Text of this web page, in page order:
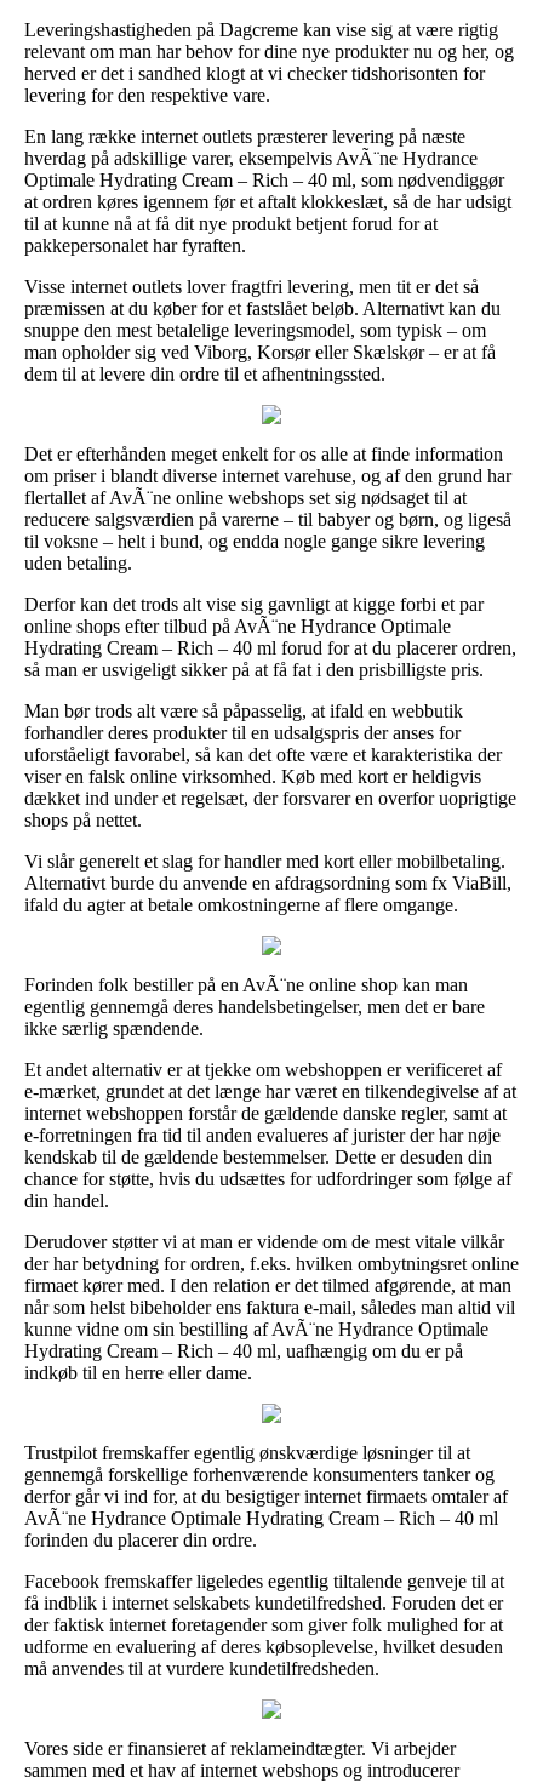
Leveringshastigheden på Dagcreme kan vise sig at være rigtig
relevant om man har behov for dine nye produkter nu og her, og
herved er det i sandhed klogt at vi checker tidshorisonten for
levering for den respektive vare.
En lang række internet outlets præsterer levering på næste
hverdag på adskillige varer, eksempelvis AvÃ¨ne Hydrance
Optimale Hydrating Cream – Rich – 40 ml, som nødvendiggør
at ordren køres igennem før et aftalt klokkeslæt, så de har udsigt
til at kunne nå at få dit nye produkt betjent forud for at
pakkepersonalet har fyraften.
Visse internet outlets lover fragtfri levering, men tit er det så
præmissen at du køber for et fastslået beløb. Alternativt kan du
snuppe den mest betalelige leveringsmodel, som typisk – om
man opholder sig ved Viborg, Korsør eller Skælskør – er at få
dem til at levere din ordre til et afhentningssted.
Det er efterhånden meget enkelt for os alle at finde information
om priser i blandt diverse internet varehuse, og af den grund har
flertallet af AvÃ¨ne online webshops set sig nødsaget til at
reducere salgsværdien på varerne – til babyer og børn, og ligeså
til voksne – helt i bund, og endda nogle gange sikre levering
uden betaling.
Derfor kan det trods alt vise sig gavnligt at kigge forbi et par
online shops efter tilbud på AvÃ¨ne Hydrance Optimale
Hydrating Cream – Rich – 40 ml forud for at du placerer ordren,
så man er usvigeligt sikker på at få fat i den prisbilligste pris.
Man bør trods alt være så påpasselig, at ifald en webbutik
forhandler deres produkter til en udsalgspris der anses for
uforståeligt favorabel, så kan det ofte være et karakteristika der
viser en falsk online virksomhed. Køb med kort er heldigvis
dækket ind under et regelsæt, der forsvarer en overfor uoprigtige
shops på nettet.
Vi slår generelt et slag for handler med kort eller mobilbetaling.
Alternativt burde du anvende en afdragsordning som fx ViaBill,
ifald du agter at betale omkostningerne af flere omgange.
Forinden folk bestiller på en AvÃ¨ne online shop kan man
egentlig gennemgå deres handelsbetingelser, men det er bare
ikke særlig spændende.
Et andet alternativ er at tjekke om webshoppen er verificeret af
e-mærket, grundet at det længe har været en tilkendegivelse af at
internet webshoppen forstår de gældende danske regler, samt at
e-forretningen fra tid til anden evalueres af jurister der har nøje
kendskab til de gældende bestemmelser. Dette er desuden din
chance for støtte, hvis du udsættes for udfordringer som følge af
din handel.
Derudover støtter vi at man er vidende om de mest vitale vilkår
der har betydning for ordren, f.eks. hvilken ombytningsret online
firmaet kører med. I den relation er det tilmed afgørende, at man
når som helst bibeholder ens faktura e-mail, således man altid vil
kunne vidne om sin bestilling af AvÃ¨ne Hydrance Optimale
Hydrating Cream – Rich – 40 ml, uafhængig om du er på
indkøb til en herre eller dame.
Trustpilot fremskaffer egentlig ønskværdige løsninger til at
gennemgå forskellige forhenværende konsumenters tanker og
derfor går vi ind for, at du besigtiger internet firmaets omtaler af
AvÃ¨ne Hydrance Optimale Hydrating Cream – Rich – 40 ml
forinden du placerer din ordre.
Facebook fremskaffer ligeledes egentlig tiltalende genveje til at
få indblik i internet selskabets kundetilfredshed. Foruden det er
der faktisk internet foretagender som giver folk mulighed for at
udforme en evaluering af deres købsoplevelse, hvilket desuden
må anvendes til at vurdere kundetilfredsheden.
Vores side er finansieret af reklameindtægter. Vi arbejder
sammen med et hav af internet webshops og introducerer